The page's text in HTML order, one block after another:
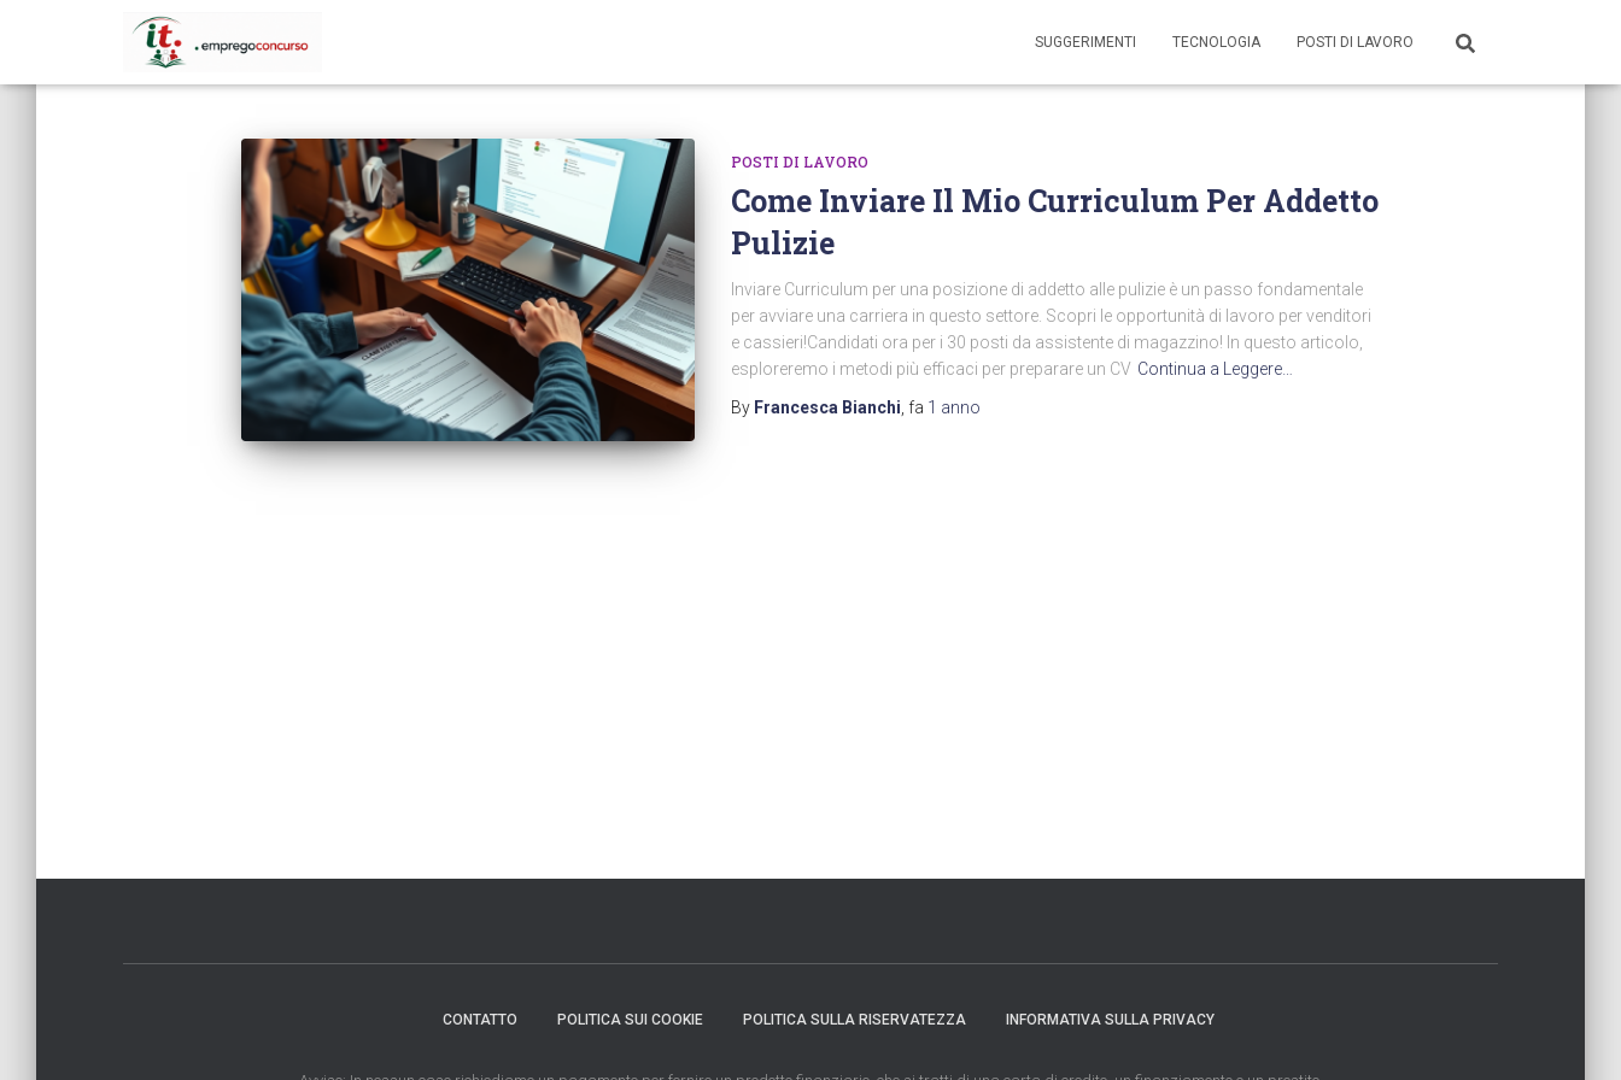
SUGGERIMENTI TECNOLOGIA POSTI DI LAVORO
POSTI DI LAVORO
Come Inviare Il Mio Curriculum Per Addetto
Pulizie
Inviare Curriculum per una posizione di addetto alle pulizie è un passo fondamentale
per avviare una carriera in questo settore. Scopri le opportunità di lavoro per venditori
e cassieri!Candidati ora per i 30 posti da assistente di magazzino! In questo articolo,
esploreremo i metodi più efficaci per preparare un CV Continua a Leggere…
By Francesca Bianchi , fa 1 anno
CONTATTO POLITICA SUI COOKIE POLITICA SULLA RISERVATEZZA INFORMATIVA SULLA PRIVACY